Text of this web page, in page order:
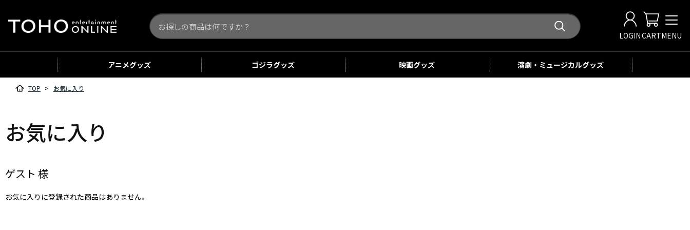
LOGINCARTMENU
アニメグッズ ゴジラグッズ 映画グッズ 演劇・ミュージカルグッズ
お気に入り
ゲスト 様
お気に入りに登録された商品はありません。
TOP > お気に入り